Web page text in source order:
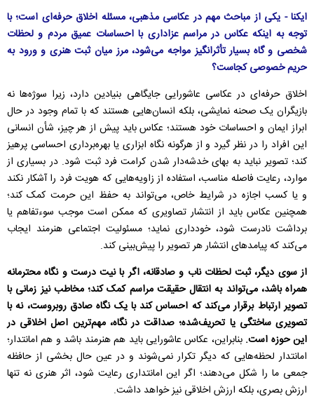
ایکنا - یکی از مباحث مهم در عکاسی مذهبی، مسئله اخلاق حرفه‌ای است؛ با
توجه به اینکه عکاس در مراسم عزاداری با احساسات عمیق مردم و لحظات
شخصی و گاه بسیار تأثرانگیز مواجه می‌شود، مرز میان ثبت هنری و ورود به
حریم خصوصی کجاست؟
اخلاق حرفه‌ای در عکاسی عاشورایی جایگاهی بنیادین دارد، زیرا سوژه‌ها نه
بازیگران یک صحنه نمایشی، بلکه انسان‌هایی هستند که با تمام وجود در حال
ابراز ایمان و احساسات خود هستند؛ عکاس باید پیش از هر چیز، شأن انسانی
این افراد را در نظر گیرد و از هرگونه نگاه ابزاری یا بهره‌برداری احساسی پرهیز
کند؛ تصویر نباید به بهای خدشه‌دار شدن کرامت فرد ثبت شود. در بسیاری از
موارد، رعایت فاصله مناسب، استفاده از زاویه‌هایی که هویت فرد را آشکار نکند
و یا کسب اجازه در شرایط خاص، می‌تواند به حفظ این حرمت کمک کند؛
همچنین عکاس باید از انتشار تصاویری که ممکن است موجب سوءتفاهم یا
برداشت نادرست شود، خودداری نماید؛ مسئولیت اجتماعی هنرمند ایجاب
می‌کند که پیامدهای انتشار هر تصویر را پیش‌بینی کند.
از سوی دیگر، ثبت لحظات ناب و صادقانه، اگر با نیت درست و نگاه محترمانه
همراه باشد، می‌تواند به انتقال حقیقت مراسم کمک کند؛ مخاطب نیز زمانی با
تصویر ارتباط برقرار می‌کند که احساس کند با یک نگاه صادق روبروست، نه با
تصویری ساختگی یا تحریف‌شده؛ صداقت در نگاه، مهم‌ترین اصل اخلاقی در
این حوزه است. بنابراین، عکاس عاشورایی باید هم هنرمند باشد و هم امانتدار؛
امانتدار لحظه‌هایی که دیگر تکرار نمی‌شوند و در عین حال بخشی از حافظه
جمعی ما را شکل می‌دهند؛ اگر این امانتداری رعایت شود، اثر هنری نه تنها
ارزش بصری، بلکه ارزش اخلاقی نیز خواهد داشت.